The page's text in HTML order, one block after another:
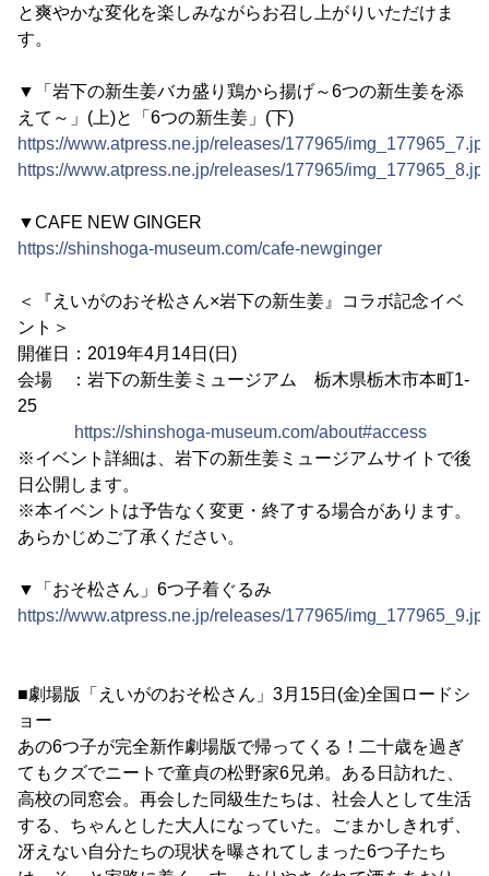
と爽やかな変化を楽しみながらお召し上がりいただけま
す。
▼「岩下の新生姜バカ盛り鶏から揚げ～6つの新生姜を添
えて～」(上)と「6つの新生姜」(下)
https://www.atpress.ne.jp/releases/177965/
https://www.atpress.ne.jp/releases/177965/
▼CAFE NEW GINGER
https://shinshoga-museum.com/cafe-newginger
＜『えいがのおそ松さん×岩下の新生姜』コラボ記念イベ
ント＞
開催日：2019年4月14日(日)
会場 ：岩下の新生姜ミュージアム 栃木県栃木市本町1-
25
https://shinshoga-museum.com/about#access
※イベント詳細は、岩下の新生姜ミュージアムサイトで後
日公開します。
※本イベントは予告なく変更・終了する場合があります。
あらかじめご了承ください。
▼「おそ松さん」6つ子着ぐるみ
https://www.atpress.ne.jp/releases/177965/
■劇場版「えいがのおそ松さん」3月15日(金)全国ロードシ
ョー
あの6つ子が完全新作劇場版で帰ってくる！二十歳を過ぎ
てもクズでニートで童貞の松野家6兄弟。ある日訪れた、
高校の同窓会。再会した同級生たちは、社会人として生活
する、ちゃんとした大人になっていた。ごまかしきれず、
冴えない自分たちの現状を曝されてしまった6つ子たち